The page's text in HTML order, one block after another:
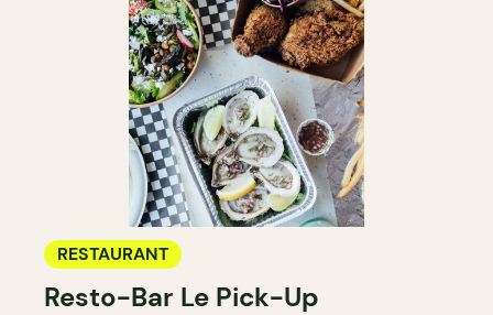
RESTAURANT
Resto-Bar Le Pick-Up